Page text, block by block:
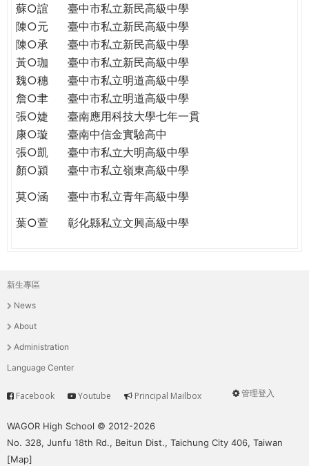
蘇○誼
臺中市私立新民高級中學
陳○元
臺中市私立新民高級中學
陳○承
臺中市私立新民高級中學
黃○珈
臺中市私立新民高級中學
魏○穗
臺中市私立明道高級中學
詹○聿
臺中市私立明道高級中學
張○婕
臺南應用科技大學七年一貫
康○璇
臺南中信金實驗高中
張○凱
臺中市私立大明高級中學
顏○潁
臺中市私立嶺東高級中學
莫○涵
臺中市私立青年高級中學
葉○萱
彰化縣私立文興高級中學
主
選
單
新生專區
News
About
Administration
Language Center
User
管理登入
Service
Facebook Youtube Principal Mailbox
WAGOR High School © 2012-2026
No. 328, Junfu 18th Rd., Beitun Dist., Taichung City 406, Taiwan
[Map]